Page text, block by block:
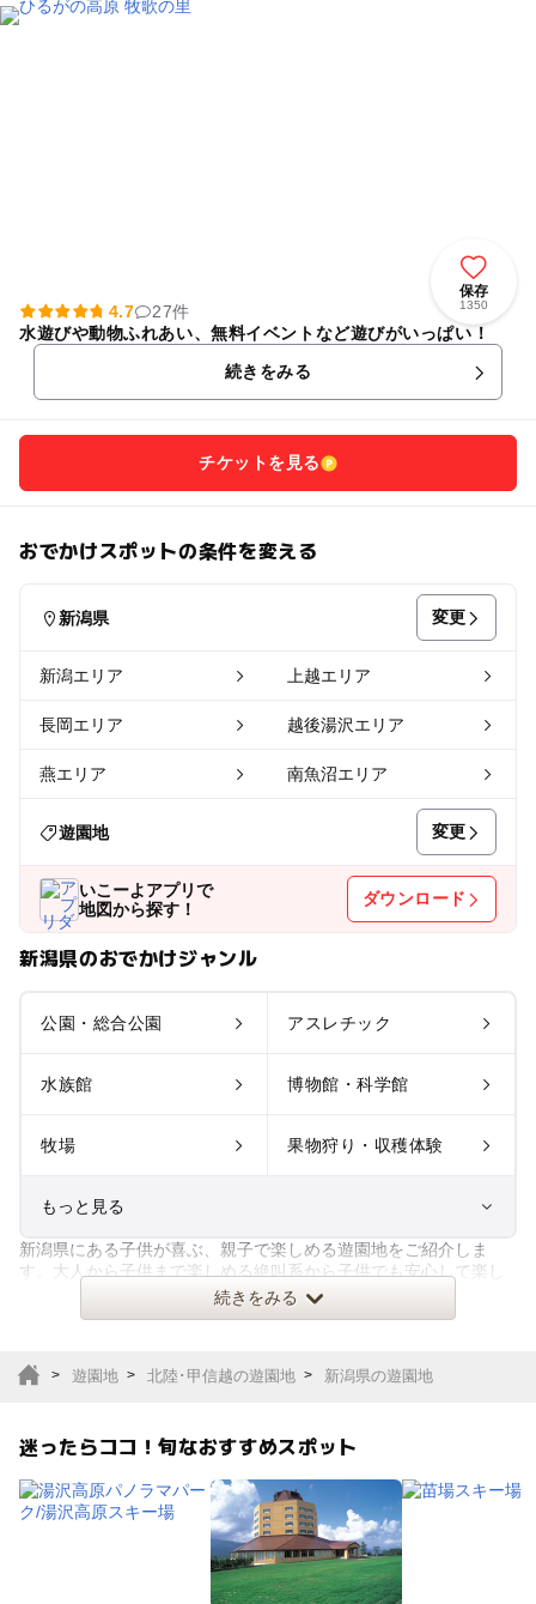
保存
1350
4.7
27件
水遊びや動物ふれあい、無料イベントなど遊びがいっぱい！
続きをみる
チケットを見る
おでかけスポットの条件を変える
新潟県 変更
新潟エリア 上越エリア
長岡エリア 越後湯沢エリア
燕エリア 南魚沼エリア
遊園地 変更
いこーよアプリで
地図から探す！
ダウンロード
新潟県のおでかけジャンル
公園・総合公園 アスレチック
水族館 博物館・科学館
牧場 果物狩り・収穫体験
もっと見る
室内遊び場 遊園地
サファリパーク
植物園・フラワーパー
自然景観
農業体験
新潟県にある子供が喜ぶ、親子で楽しめる遊園地をご紹介しま
す。大人から子供まで楽しめる絶叫系から子供でも安心して楽し
めるアトラクションまで。季節に
続きをみる
遊園地 北陸･甲信越の遊園地 新潟県の遊園地
迷ったらココ！旬なおすすめスポット